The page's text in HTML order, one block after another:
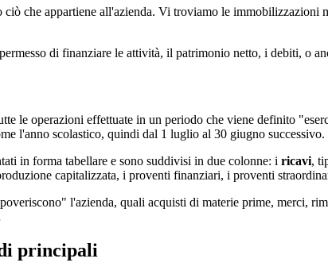
ciò che appartiene all'azienda. Vi troviamo le
di finanziare le attività, il patrimonio netto, i debiti, o
le operazioni effettuate in un periodo che viene definito
l'anno scolastico, quindi dal 1 luglio al 30 giugno successivo.
in forma tabellare e sono suddivisi in due colonne: i ricavi,
capitalizzata, i proventi finanziari, i proventi
l'azienda, quali acquisti di materie prime, merci,
principali